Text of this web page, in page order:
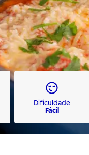
Dificuldade
Fácil